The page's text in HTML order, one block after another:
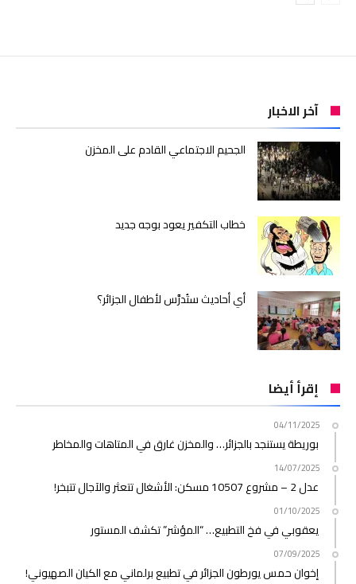
آخر الاخبار
الجحيم الاجتماعي القادم على المخزن
خطاب التكفير يعود بوجه جديد
أي أحاديث ستُدرَّس لأطفال الجزائر؟
إقرأ أيضا
04/11/2025
بوريطة يستنجد بالجزائر… والمخزن غارق في المتاهات والمخاطر
14/07/2025
عدل 2 – مشروع 10507 مسكن: الأشغال تتعثر والآجال تتبخر!
01/10/2025
يعقوبي في فخ التطبيع… “المؤشر” تكشف المستور
07/09/2025
إخوان حمس يورطون الجزائر في تطبيع برلماني مع الكيان الصهيوني!